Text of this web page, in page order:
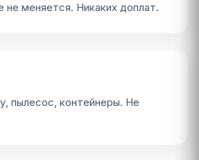
не меняется. Никаких доплат.
пылесос, контейнеры. Не